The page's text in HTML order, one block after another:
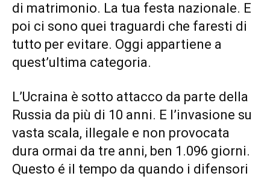
di matrimonio. La tua festa nazionale. E
poi ci sono quei traguardi che faresti di
tutto per evitare. Oggi appartiene a
quest’ultima categoria.
L’Ucraina è sotto attacco da parte della
Russia da più di 10 anni. E l’invasione su
vasta scala, illegale e non provocata
dura ormai da tre anni, ben 1.096 giorni.
Questo é il tempo da quando i difensori